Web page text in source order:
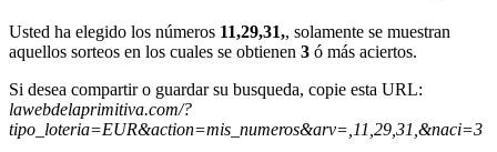
Usted ha elegido los números 11,29,31,, solamente se muestran
aquellos sorteos en los cuales se obtienen 3 ó más aciertos.
Si desea compartir o guardar su busqueda, copie esta URL:
lawebdelaprimitiva.com/?
tipo_loteria=EUR&action=mis_numeros&arv=,11,29,31,&naci=3